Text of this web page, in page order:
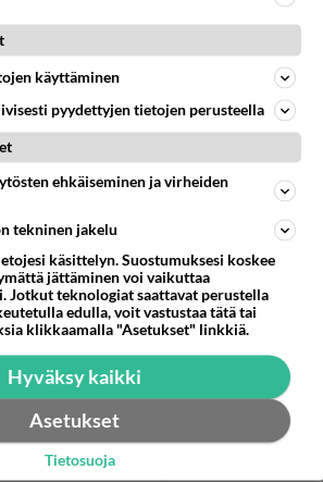
koiranjätösten kerääminen
tai tarpeellista, sillä ei ole
SÄÄDETÄÄN LAKI SE ON VOIMASSA
PITI SIITÄ TAI EI! En
mutta minua ärsyttää ihmiset jotka
keinot jolla sen jäsenet saadaan
joko hyvällä tai pahalla!
saavat edelleen rellestää
seiniin rivoja kuvia, skinit
huudellen mustille ja hakaten
sisään ja romaanit varastella
alle tavaraa. Vaikka näitäkin
ja rangaistukset paljon
koiran kakkaläjästä, eivät ne
hävinneet.
kuva maailmasta, jos uskot, että
käyttäminen
pyydettyjen tietojen perusteella
ehkäiseminen ja virheiden
tekninen jakelu
käsittelyn. Suostumuksesi koskee
jättäminen voi vaikuttaa
Jotkut teknologiat saattavat perustella
edulla, voit vastustaa tätä tai
klikkaamalla "Asetukset" linkkiä.
Hyväksy kaikki
Asetukset
Tietosuoja